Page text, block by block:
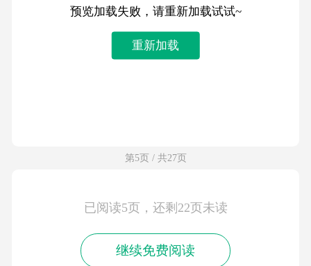
预览加载失败，请重新加载试试~
重新加载
第5页 / 共27页
已阅读5页，还剩22页未读
继续免费阅读